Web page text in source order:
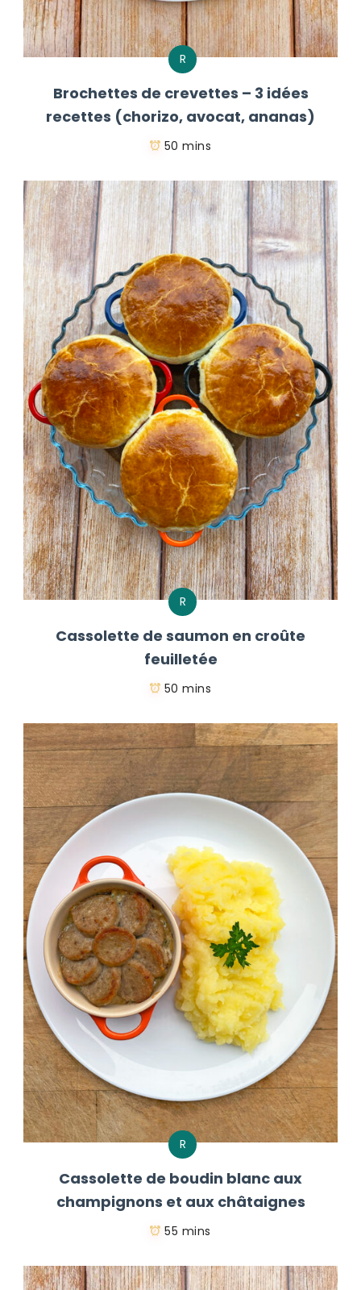
R
Brochettes de crevettes – 3 idées
recettes (chorizo, avocat, ananas)
50 mins
R
Cassolette de saumon en croûte
feuilletée
50 mins
R
Cassolette de boudin blanc aux
champignons et aux châtaignes
55 mins